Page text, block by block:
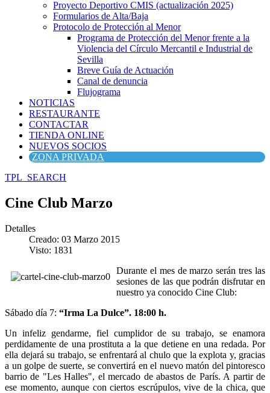
Proyecto Deportivo CMIS (actualización 2025)
Formularios de Alta/Baja
Protocolo de Protección al Menor
Programa de Protección del Menor frente a la
Violencia del Círculo Mercantil e Industrial de
Sevilla
Breve Guía de Actuación
Canal de denuncia
Flujograma
NOTICIAS
RESTAURANTE
CONTACTAR
TIENDA ONLINE
NUEVOS SOCIOS
ZONA PRIVADA
TPL_SEARCH
Cine Club Marzo
Detalles
Creado: 03 Marzo 2015
Visto: 1831
Durante el mes de marzo serán tres las
sesiones de las que podrán disfrutar en
nuestro ya conocido Cine Club:
Sábado día 7: “Irma La Dulce”. 18:00 h.
Un infeliz gendarme, fiel cumplidor de su trabajo, se enamora
perdidamente de una prostituta a la que detiene en una redada. Por
ella dejará su trabajo, se enfrentará al chulo que la explota y, gracias
a un golpe de suerte, se convertirá en el nuevo matón del pintoresco
barrio de "Les Halles", el mercado de abastos de París. A partir de
ese momento, aunque con ciertos escrúpulos, vive de la chica, que